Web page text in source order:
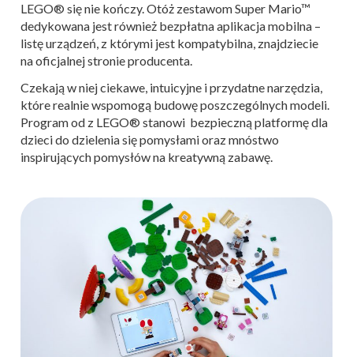
LEGO® się nie kończy. Otóż zestawom Super Mario™
dedykowana jest również bezpłatna aplikacja mobilna –
listę urządzeń, z którymi jest kompatybilna, znajdziecie
na oficjalnej stronie producenta.
Czekają w niej ciekawe, intuicyjne i przydatne narzędzia,
które realnie wspomogą budowę poszczególnych modeli.
Program od z LEGO® stanowi bezpieczną platformę dla
dzieci do dzielenia się pomysłami oraz mnóstwo
inspirujących pomysłów na kreatywną zabawę.